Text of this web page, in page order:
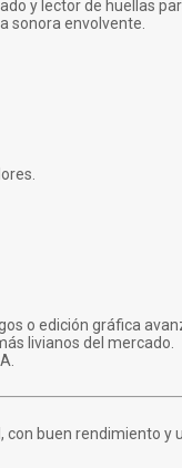
y lector de huellas
sonora envolvente.
o edición gráfica
livianos del mercado.
buen rendimiento y